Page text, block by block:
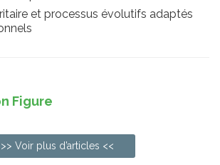
et processus évolutifs adaptés
Figure
>> Voir plus d’articles <<